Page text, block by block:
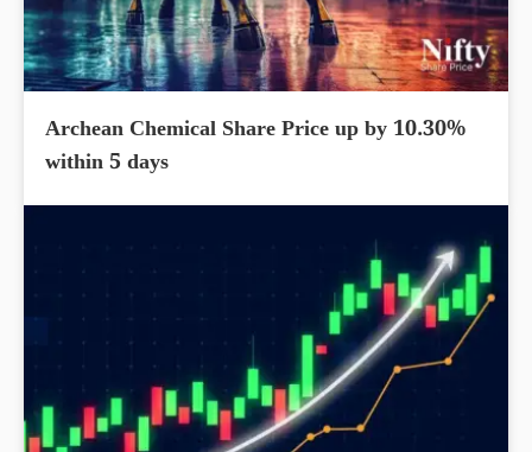
Archean Chemical Share Price up by 10.30%
within 5 days